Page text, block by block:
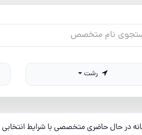
در حال حاضری متخصصی با شرایط